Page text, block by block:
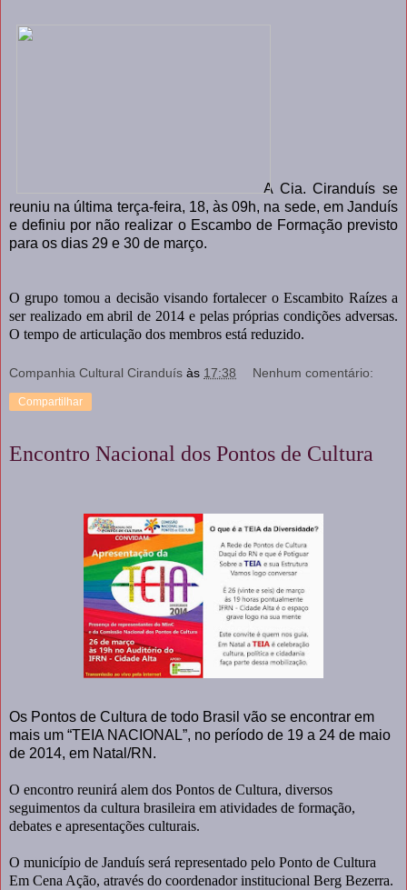
A Cia. Ciranduís se
reuniu na última terça-feira, 18, às 09h, na sede, em Janduís
e definiu por não realizar o Escambo de Formação previsto
para os dias 29 e 30 de março.
O grupo tomou a decisão visando fortalecer o Escambito Raízes a
ser realizado em abril de 2014 e pelas próprias condições adversas.
O tempo de articulação dos membros está reduzido.
Companhia Cultural Ciranduís às 17:38 Nenhum comentário:
Compartilhar
Encontro Nacional dos Pontos de Cultura
Os Pontos de Cultura de todo Brasil vão se encontrar em
mais um “TEIA NACIONAL”, no período de 19 a 24 de maio
de 2014, em Natal/RN.
O encontro reunirá alem dos Pontos de Cultura, diversos
seguimentos da cultura brasileira em atividades de formação,
debates e apresentações culturais.
O município de Janduís será representado pelo Ponto de Cultura
Em Cena Ação, através do coordenador institucional Berg Bezerra.